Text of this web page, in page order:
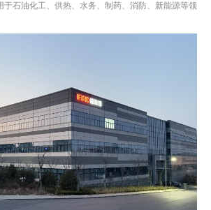
于石油化工、供热、水务、制药、消防、新能源等领